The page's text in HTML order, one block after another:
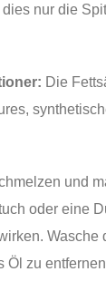
nur die
Die
und
oder eine
Öl zu